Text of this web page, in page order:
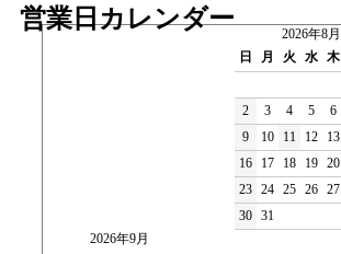
営業日カレンダー
2026年8月
日
月 火 水 木
2
3 4 5 6
9
10 11 12 13
16
17 18 19 20
23 24 25 26 27
30 31
2026年9月